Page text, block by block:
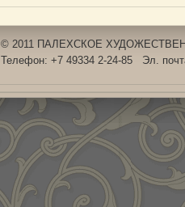
© 2011 ПАЛЕХСКОЕ
Телефон: +7 49334 2-24-85 Эл.